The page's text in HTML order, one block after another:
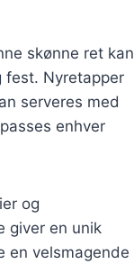
skønne ret kan
fest. Nyretapper
serveres med
enhver
og
giver en unik
en velsmagende